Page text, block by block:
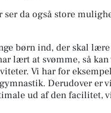
ser da også store
børn ind, der skal
lært at svømme, så
Vi har for
Derudover er
ud af den facilitet,